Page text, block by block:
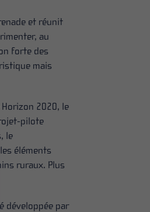
et réunit
au
forte des
mais
2020, le
pilote
le
éléments
ruraux. Plus
développée par